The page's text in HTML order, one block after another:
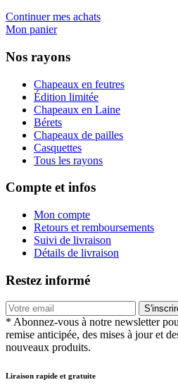
Continuer mes achats
Mon panier
Nos rayons
Chapeaux en feutres
Édition limitée
Chapeaux en Laine
Bérets
Chapeaux de pailles
Casquettes
Tous les rayons
Compte et infos
Mon compte
Retours et remboursements
Suivi de livraison
Détails de livraison
Restez informé
* Abonnez-vous à notre newsletter
remise anticipée, des mises à jour et
nouveaux produits.
Liraison rapide et gratuite